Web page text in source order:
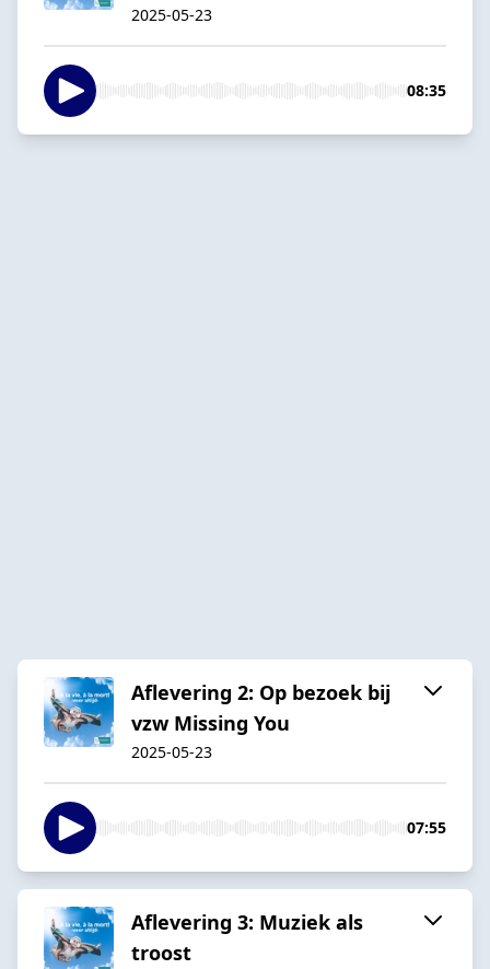
2025-05-23
08:35
Aflevering 2: Op bezoek bij
vzw Missing You
2025-05-23
07:55
Aflevering 3: Muziek als
troost